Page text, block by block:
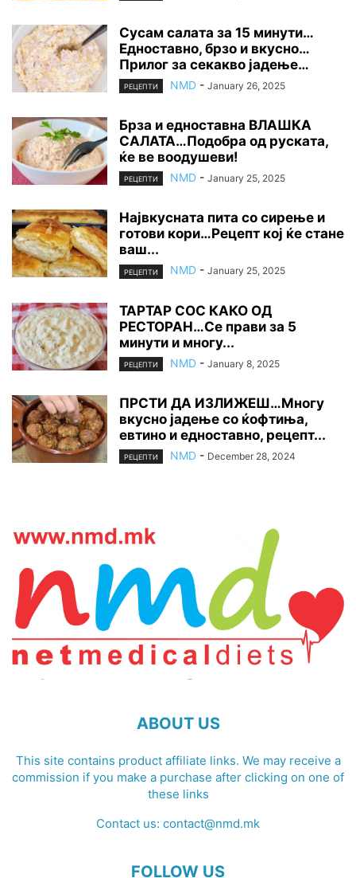
Сусам салата за 15 минути…
Едноставно, брзо и вкусно…
Прилог за секакво јадење…
РЕЦЕПТИ NMD - January 26, 2025
Брза и едноставна ВЛАШКА
САЛАТА…Подобра од руската,
ќе ве воодушеви!
РЕЦЕПТИ NMD - January 25, 2025
Највкусната пита со сирење и
готови кори…Рецепт кој ќе стане
ваш...
РЕЦЕПТИ NMD - January 25, 2025
ТАРТАР СОС КАКО ОД
РЕСТОРАН…Се прави за 5
минути и многу...
РЕЦЕПТИ NMD - January 8, 2025
ПРСТИ ДА ИЗЛИЖЕШ…Многу
вкусно јадење со ќофтиња,
евтино и едноставно, рецепт...
РЕЦЕПТИ NMD - December 28, 2024
ABOUT US
This site contains product affiliate links. We may receive a
commission if you make a purchase after clicking on one of
these links
Contact us: contact@nmd.mk
FOLLOW US